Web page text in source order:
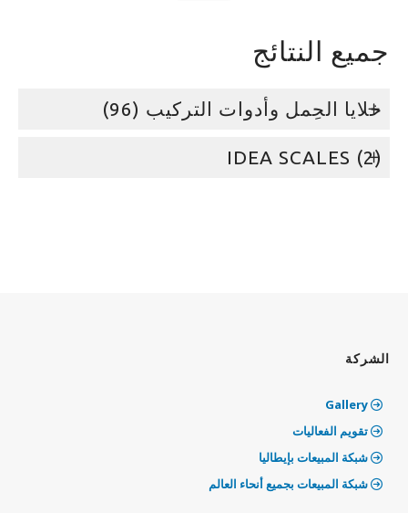
جميع النتائج
خلايا الحِمل وأدوات التركيب (96)
‫IDEA SCALES (2)
الشركة
تقويم الفعاليات
شبكة المبيعات بإيطاليا
شبكة المبيعات بجميع أنحاء العالم